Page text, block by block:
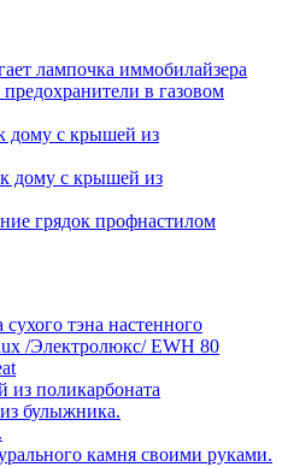
лампочка иммобилайзера
предохранители в газовом
дому с крышей из
к дому с крышей из
грядок профнастилом
тэна настенного
/Электролюкс/ EWH 80
из поликарбоната
булыжника.
камня своими руками.